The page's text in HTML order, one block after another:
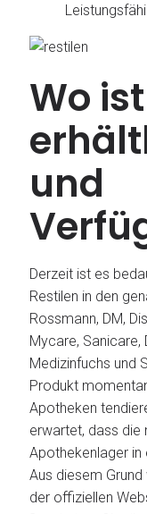
Wo
und
Derzeit ist es
Restilen in den
Rossmann, DM,
Mycare, Sanicare,
Medizinfuchs und
Produkt
Apotheken
erwartet, dass die
Apothekenlager
Aus diesem
der offiziellen